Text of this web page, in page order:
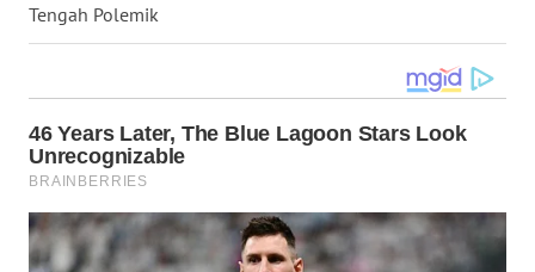
Tengah Polemik
WN
KALTARA
WN
KALSEL
WN
KALTIM